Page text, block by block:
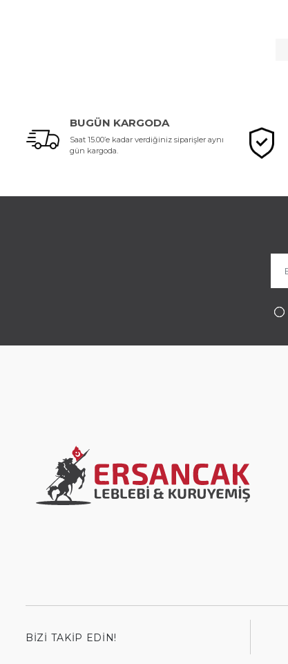
BUGÜN KARGODA
Saat 15.00’e kadar verdiğiniz siparişler aynı
gün kargoda.
BIZI TAKIP EDIN!